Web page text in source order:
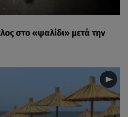
στο «ψαλίδι» μετά την